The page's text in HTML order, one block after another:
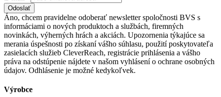
Odoslať
Áno, chcem pravidelne odoberať newsletter spoločnosti BVS s
informáciami o nových produktoch a službách, firemných
novinkách, výherných hrách a akciách. Upozornenia týkajúce sa
merania úspešnosti po získaní vášho súhlasu, použití poskytovateľa
zasielacích služieb CleverReach, registrácie prihlásenia a vášho
práva na odstúpenie nájdete v našom vyhlásení o ochrane osobných
údajov. Odhlásenie je možné kedykoľvek.
Výrobce